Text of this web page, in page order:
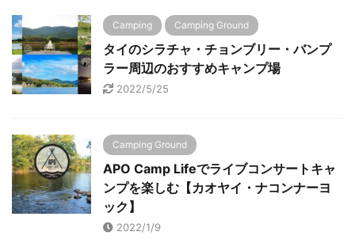
Camping Camping Ground
タイのシラチャ・チョンブリー・バンプ
ラー周辺のおすすめキャンプ場
2022/5/25
Camping Ground
APO Camp Lifeでライブコンサートキャ
ンプを楽しむ【カオヤイ・ナコンナーヨ
ック】
2022/1/9